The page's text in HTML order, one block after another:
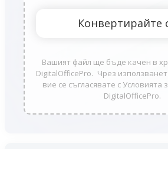
Вашият файл ще бъде качен в
DigitalOfficePro. Чрез
вие се съгласявате с Условията
DigitalOfficePro.